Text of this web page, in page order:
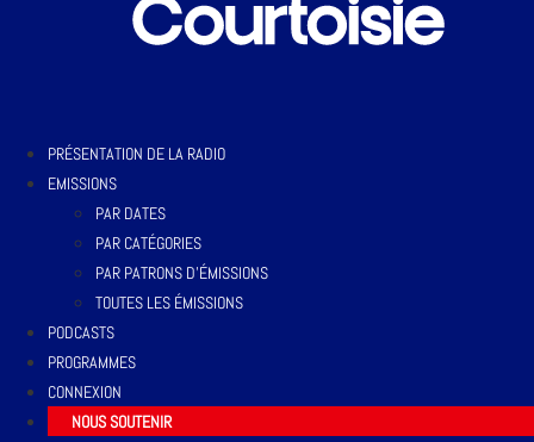
PRÉSENTATION DE LA RADIO
EMISSIONS
PAR DATES
PAR CATÉGORIES
PAR PATRONS D’ÉMISSIONS
TOUTES LES ÉMISSIONS
PODCASTS
PROGRAMMES
CONNEXION
NOUS SOUTENIR